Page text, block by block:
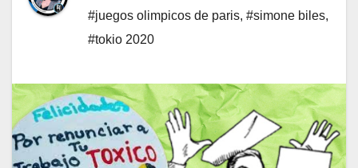
#juegos olimpicos de paris, #simone biles,
#tokio 2020